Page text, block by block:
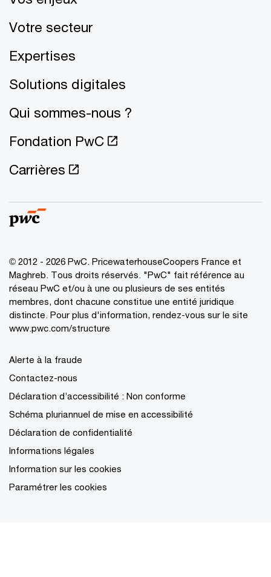
Votre secteur
Expertises
Solutions digitales
Qui sommes-nous ?
Fondation PwC
Carrières
© 2012 - 2026 PwC. PricewaterhouseCoopers France et
Maghreb. Tous droits réservés. "PwC" fait référence au
réseau PwC et/ou à une ou plusieurs de ses entités
membres, dont chacune constitue une entité juridique
distincte. Pour plus d'information, rendez-vous sur le site
www.pwc.com/structure
Alerte à la fraude
Contactez-nous
Déclaration d’accessibilité : Non conforme
Schéma pluriannuel de mise en accessibilité
Déclaration de confidentialité
Informations légales
Information sur les cookies
Paramétrer les cookies